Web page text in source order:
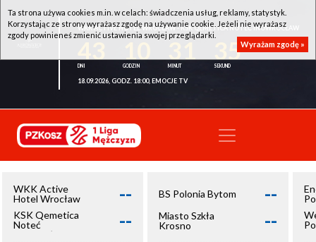
WKK ACTIVE HOTEL WROCŁAW - KSK QEMETICA NOTEĆ INOWROCŁAW
35
18.09.2026, GODZ. 18:00, EMOCJE TV
WKK Active
Hotel Wrocław
--
KSK Qemetica
Noteć
Inowrocław
--
BS Polonia Bytom --
Miasto Szkła
Krosno
--
Ta strona używa cookies m.in. w celach: świadczenia usług, reklamy, statystyk.
Korzystając ze strony wyrażasz zgodę na używanie cookie. Jeżeli nie wyrażasz
zgody powinieneś zmienić ustawienia swojej przeglądarki.
Wyrażam zgodę »